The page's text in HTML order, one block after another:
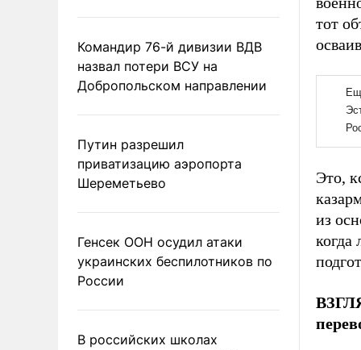
Командир 76-й дивизии ВДВ
назвал потери ВСУ на
Добропольском направлении
Путин разрешил
приватизацию аэропорта
Шереметьево
Генсек ООН осудил атаки
украинских беспилотников по
России
В российских школах
тот
Это,
из
когда